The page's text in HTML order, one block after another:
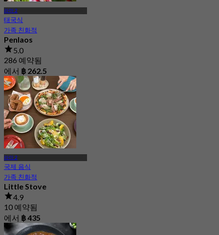
라마 2
태국식
가족 친화적
Penlaos
5.0
286 예약됨
에서 ฿ 262.5
라마 2
국제 음식
가족 친화적
Little Stove
4.9
10 예약됨
에서 ฿ 435